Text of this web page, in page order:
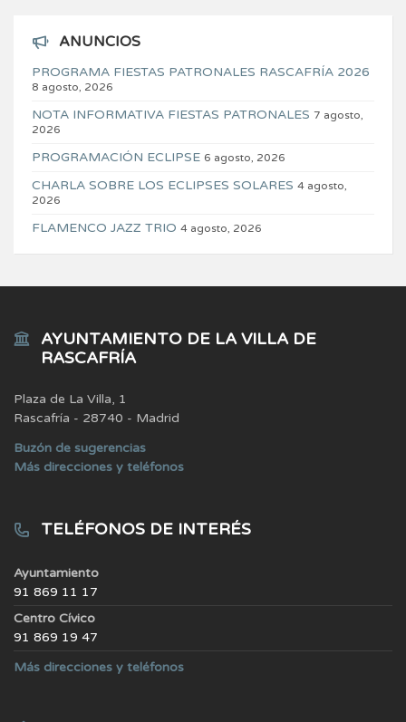
ANUNCIOS
PROGRAMA FIESTAS PATRONALES RASCAFRÍA 2026
8 agosto, 2026
NOTA INFORMATIVA FIESTAS PATRONALES 7 agosto,
2026
PROGRAMACIÓN ECLIPSE 6 agosto, 2026
CHARLA SOBRE LOS ECLIPSES SOLARES 4 agosto,
2026
FLAMENCO JAZZ TRIO 4 agosto, 2026
AYUNTAMIENTO DE LA VILLA DE
RASCAFRÍA
Plaza de La Villa, 1
Rascafría - 28740 - Madrid
Buzón de sugerencias
Más direcciones y teléfonos
TELÉFONOS DE INTERÉS
Ayuntamiento
91 869 11 17
Centro Cívico
91 869 19 47
Más direcciones y teléfonos